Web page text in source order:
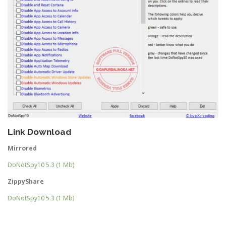
Link Download
Mirrored
DoNotSpy10 5.3 (1 Mb)
ZippyShare
DoNotSpy10 5.3 (1 Mb)